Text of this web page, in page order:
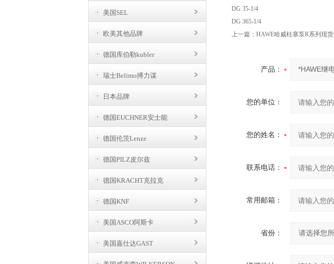
美国SEL
欧美其他品牌
德国库伯勒kubler
瑞士Belimo搏力谋
日本品牌
德国EUCHNER安士能
德国伦茨Lenze
德国PILZ皮尔兹
德国KRACHT克拉克
德国KNF
美国ASCO阿斯卡
美国嘉仕达GAST
DG 35-1/4
DG 365-1/4
上一篇： HAWE哈威柱塞泵R系列现货
产品：
您的单位：
您的姓名：
联系电话：
常用邮箱：
省份：